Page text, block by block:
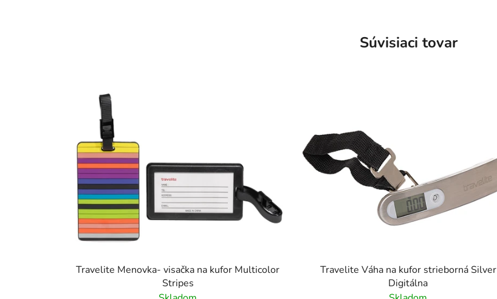
Súvisiaci tovar
Travelite Menovka- visačka na kufor Multicolor
Stripes
Travelite Váha na kufor strieborná Silver
Digitálna